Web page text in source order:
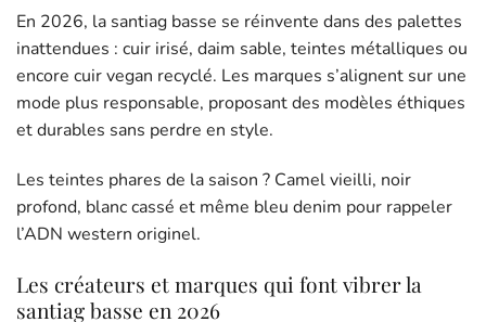
En 2026, la santiag basse se réinvente dans des palettes
inattendues : cuir irisé, daim sable, teintes métalliques ou
encore cuir vegan recyclé. Les marques s’alignent sur une
mode plus responsable, proposant des modèles éthiques
et durables sans perdre en style.
Les teintes phares de la saison ? Camel vieilli, noir
profond, blanc cassé et même bleu denim pour rappeler
l’ADN western originel.
Les créateurs et marques qui font vibrer la
santiag basse en 2026